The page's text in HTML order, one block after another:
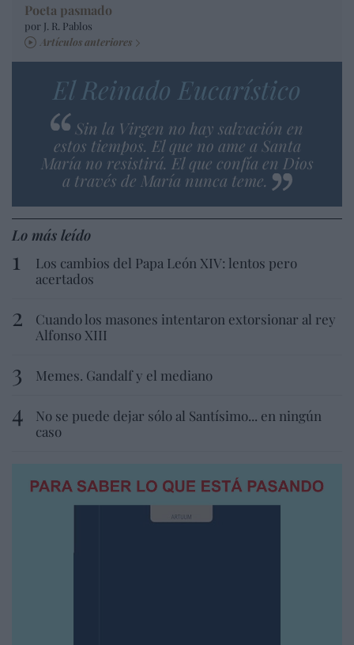
Poeta pasmado
por J. R. Pablos
Artículos anteriores
El Reinado Eucarístico
Sin la Virgen no hay salvación en
estos tiempos. El que no ame a Santa
María no resistirá. El que confía en Dios
a través de María nunca teme.
Lo más leído
Los cambios del Papa León XIV: lentos pero
acertados
Cuando los masones intentaron extorsionar al rey
Alfonso XIII
Memes. Gandalf y el mediano
No se puede dejar sólo al Santísimo... en ningún
caso